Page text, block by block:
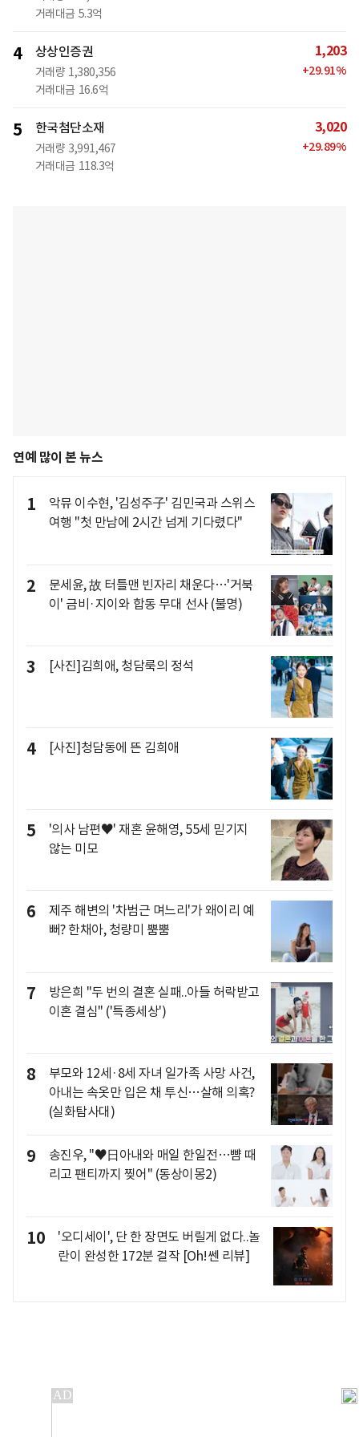
거래대금 5.3억
4 상상인증권
거래량 1,380,356
거래대금 16.6억
1,203
+29.91%
5 한국첨단소재
거래량 3,991,467
거래대금 118.3억
3,020
+29.89%
연예 많이 본 뉴스
1
악뮤 이수현, '김성주子' 김민국과 스위스
여행 "첫 만남에 2시간 넘게 기다렸다"
2
문세윤, 故 터틀맨 빈자리 채운다…'거북
이' 금비·지이와 합동 무대 선사 (불명)
3 [사진]김희애, 청담룩의 정석
4 [사진]청담동에 뜬 김희애
5
'의사 남편♥' 재혼 윤해영, 55세 믿기지
않는 미모
6
제주 해변의 '차범근 며느리'가 왜이리 예
뻐? 한채아, 청량미 뿜뿜
7
방은희 "두 번의 결혼 실패..아들 허락받고
이혼 결심" ('특종세상')
8
부모와 12세·8세 자녀 일가족 사망 사건,
아내는 속옷만 입은 채 투신…살해 의혹?
(실화탐사대)
9
송진우, "♥日아내와 매일 한일전…뺨 때
리고 팬티까지 찢어" (동상이몽2)
10
'오디세이', 단 한 장면도 버릴게 없다..놀
란이 완성한 172분 걸작 [Oh!쎈 리뷰]